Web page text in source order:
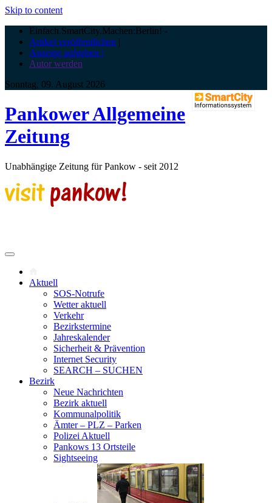
Skip to content
Einfach.SmartCity.Machen:Berlin! -
Artikel veröffentlichen |
Anzeige aufgeben |
Autor werden
Sonntag, 09. August 2026
Pankower Allgemeine
Zeitung
Unabhängige Zeitung für Pankow - seit 2012
Aktuell
SOS-Notrufe
Wetter aktuell
Verkehr
Bezirkstermine
Jahreskalender
Sicherheit & Prävention
Internet Security
SEARCH – SUCHEN
Bezirk
Neue Nachrichten
Bezirk aktuell
Kommunalpolitik
Ämter – PLZ – Parken
Polizei Aktuell
Pankows 13 Ortsteile
Sightseeing